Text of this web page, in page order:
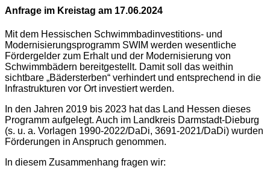
Anfrage im Kreistag am 17.06.2024
Mit dem Hessischen Schwimmbadinvestitions- und
Modernisierungsprogramm SWIM werden wesentliche
Fördergelder zum Erhalt und der Modernisierung von
Schwimmbädern bereitgestellt. Damit soll das weithin
sichtbare „Bädersterben“ verhindert und entsprechend in die
Infrastrukturen vor Ort investiert werden.
In den Jahren 2019 bis 2023 hat das Land Hessen dieses
Programm aufgelegt. Auch im Landkreis Darmstadt-Dieburg
(s. u. a. Vorlagen 1990-2022/DaDi, 3691-2021/DaDi) wurden
Förderungen in Anspruch genommen.
In diesem Zusammenhang fragen wir: